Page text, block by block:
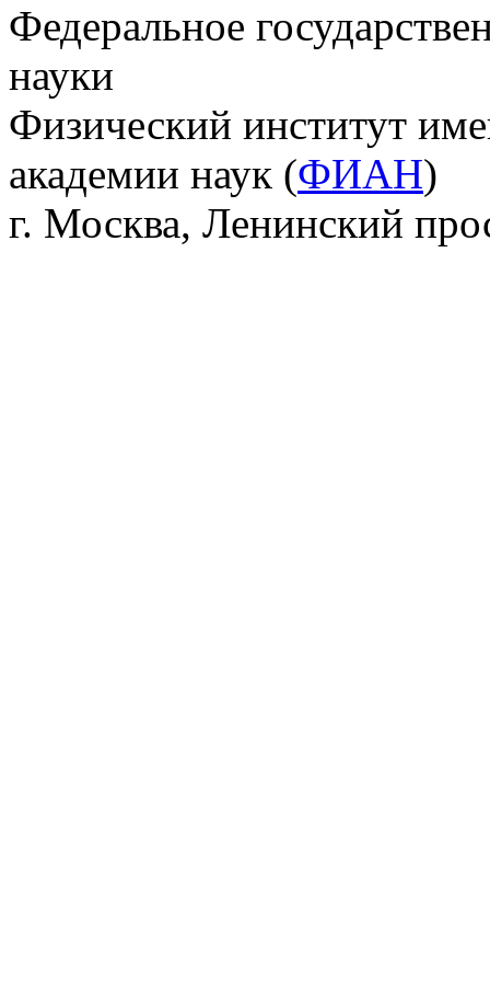
Федеральное
науки
Физический институт
академии наук (ФИАН)
г. Москва, Ленинский